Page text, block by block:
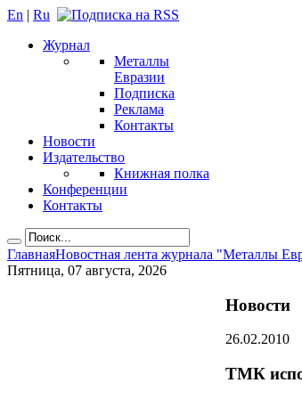
En | Ru
Журнал
Металлы
Евразии
Подписка
Реклама
Контакты
Новости
Издательство
Книжная полка
Конференции
Контакты
ГлавнаяНовостная лента журнала "Металлы
Пятница, 07 августа, 2026
Новости
26.02.2010
ТМК